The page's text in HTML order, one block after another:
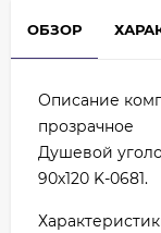
ОБЗОР
Описание
прозрачное
Душевой
90х120 K-0681.